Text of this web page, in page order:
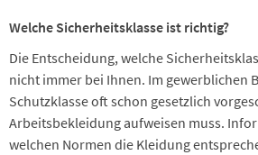
Welche Sicherheitsklasse ist richtig?
Die Entscheidung, welche
nicht immer bei Ihnen. Im gewerblichen
Schutzklasse oft schon gesetzlich
Arbeitsbekleidung aufweisen muss.
welchen Normen die Kleidung